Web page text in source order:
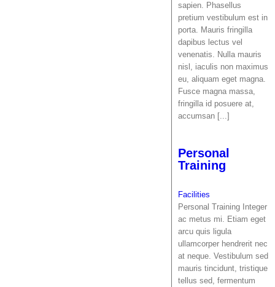
sapien. Phasellus
pretium vestibulum est in
porta. Mauris fringilla
dapibus lectus vel
venenatis. Nulla mauris
nisl, iaculis non maximus
eu, aliquam eget magna.
Fusce magna massa,
fringilla id posuere at,
accumsan [...]
Personal
Training
Facilities
Personal Training Integer
ac metus mi. Etiam eget
arcu quis ligula
ullamcorper hendrerit nec
at neque. Vestibulum sed
mauris tincidunt, tristique
tellus sed, fermentum